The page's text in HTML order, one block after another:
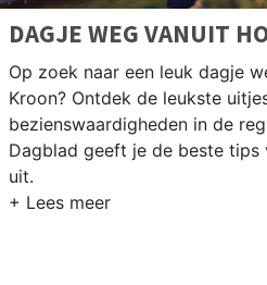
DAGJE WEG VANUIT
Op zoek naar een leuk dagje
Kroon? Ontdek de leukste
bezienswaardigheden in de
Dagblad geeft je de beste tips
uit.